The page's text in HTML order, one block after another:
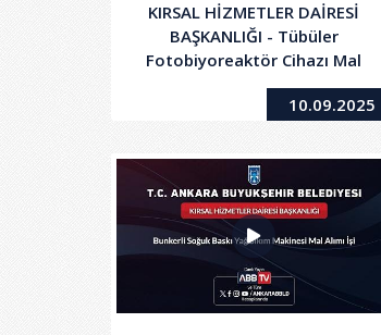
KIRSAL HİZMETLER DAİRESİ
BAŞKANLIĞI - Tübüler
Fotobiyoreaktör Cihazı Mal
Alımı İşi
10.09.2025